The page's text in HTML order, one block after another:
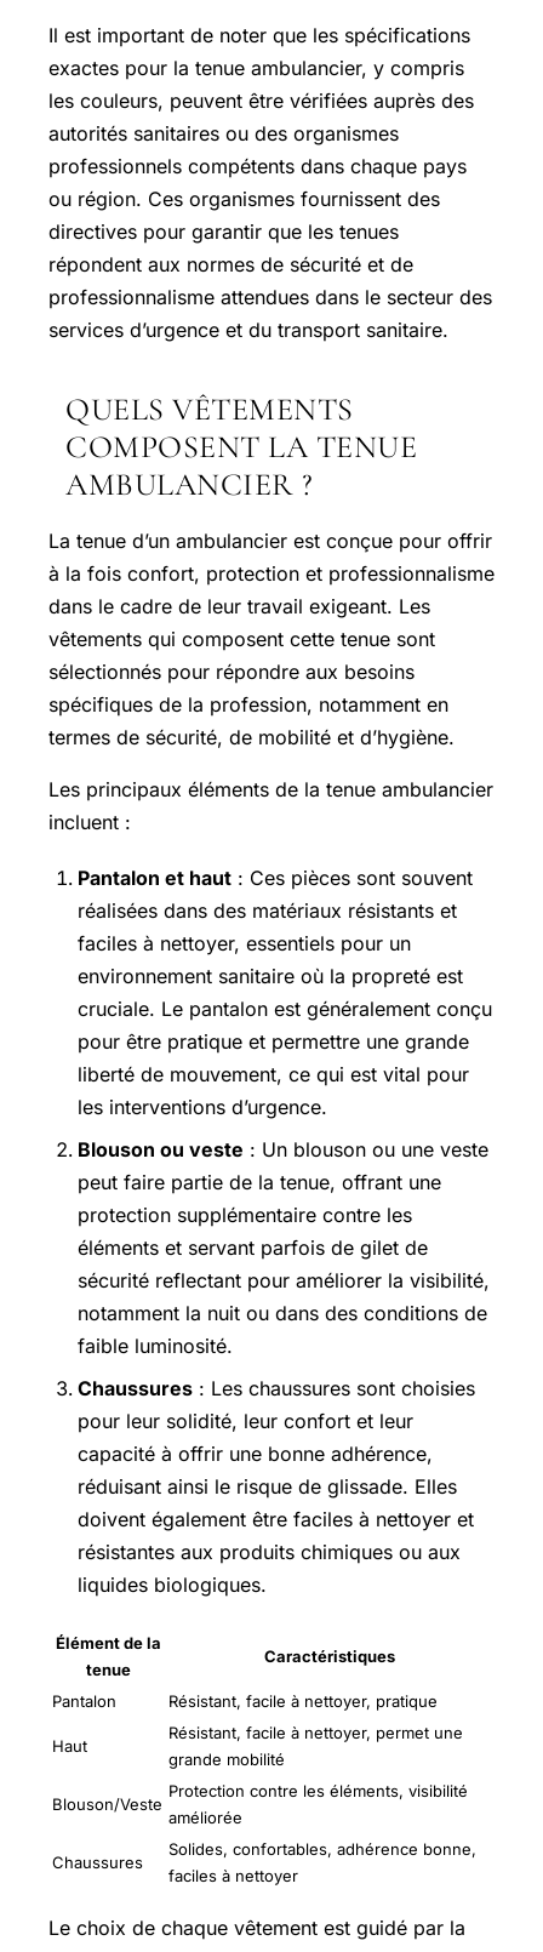
Il est important de noter que les spécifications
exactes pour la tenue ambulancier, y compris
les couleurs, peuvent être vérifiées auprès des
autorités sanitaires ou des organismes
professionnels compétents dans chaque pays
ou région. Ces organismes fournissent des
directives pour garantir que les tenues
répondent aux normes de sécurité et de
professionnalisme attendues dans le secteur des
services d’urgence et du transport sanitaire.
QUELS VÊTEMENTS
COMPOSENT LA TENUE
AMBULANCIER ?
La tenue d’un ambulancier est conçue pour offrir
à la fois confort, protection et professionnalisme
dans le cadre de leur travail exigeant. Les
vêtements qui composent cette tenue sont
sélectionnés pour répondre aux besoins
spécifiques de la profession, notamment en
termes de sécurité, de mobilité et d’hygiène.
Les principaux éléments de la tenue ambulancier
incluent :
Pantalon et haut : Ces pièces sont souvent
réalisées dans des matériaux résistants et
faciles à nettoyer, essentiels pour un
environnement sanitaire où la propreté est
cruciale. Le pantalon est généralement conçu
pour être pratique et permettre une grande
liberté de mouvement, ce qui est vital pour
les interventions d’urgence.
Blouson ou veste : Un blouson ou une veste
peut faire partie de la tenue, offrant une
protection supplémentaire contre les
éléments et servant parfois de gilet de
sécurité reflectant pour améliorer la visibilité,
notamment la nuit ou dans des conditions de
faible luminosité.
Chaussures : Les chaussures sont choisies
pour leur solidité, leur confort et leur
capacité à offrir une bonne adhérence,
réduisant ainsi le risque de glissade. Elles
doivent également être faciles à nettoyer et
résistantes aux produits chimiques ou aux
liquides biologiques.
Élément de la
tenue
Caractéristiques
Pantalon Résistant, facile à nettoyer, pratique
Haut
Résistant, facile à nettoyer, permet une
grande mobilité
Blouson/Veste
Protection contre les éléments, visibilité
améliorée
Chaussures
Solides, confortables, adhérence bonne,
faciles à nettoyer
Le choix de chaque vêtement est guidé par la